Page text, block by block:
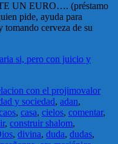
UN EURO…. (préstamo
pide, ayuda para
cerveza de su
si, pero con juicio y
con el projimovalor
y sociedad, adan,
, casa, cielos, comentar,
, construir shalom,
, divina, duda, dudas,